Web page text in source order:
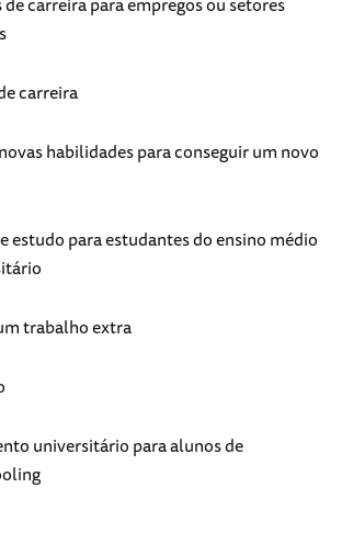
carreira
habilidades para conseguir um novo
estudo para estudantes do ensino médio
trabalho extra
universitário para alunos de